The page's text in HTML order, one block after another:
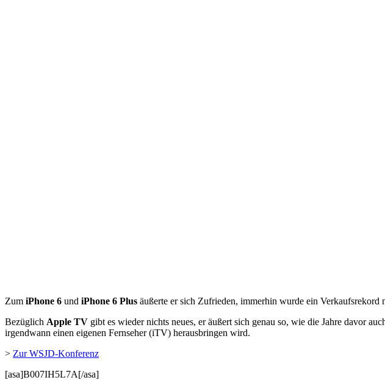
Zum iPhone 6 und iPhone 6 Plus äußerte er sich Zufrieden, immerhin wurde ein Verkaufsrekord
Bezüglich Apple TV gibt es wieder nichts neues, er äußert sich genau so, wie die Jahre davor
irgendwann einen eigenen Fernseher (iTV) herausbringen wird.
> Zur WSJD-Konferenz
[asa]B007IH5L7A[/asa]